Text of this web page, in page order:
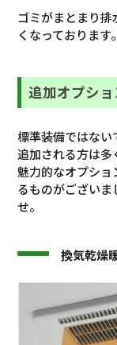
ゴミがまとまり排
くなっております。
追加オプシ
標準装備ではな
追加される方は多
魅力的なオプシ
るものがござい
せ。
換気乾燥